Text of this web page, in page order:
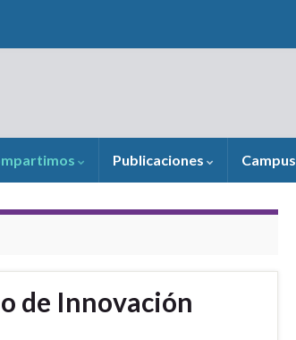
Publicaciones Campus
de Innovación